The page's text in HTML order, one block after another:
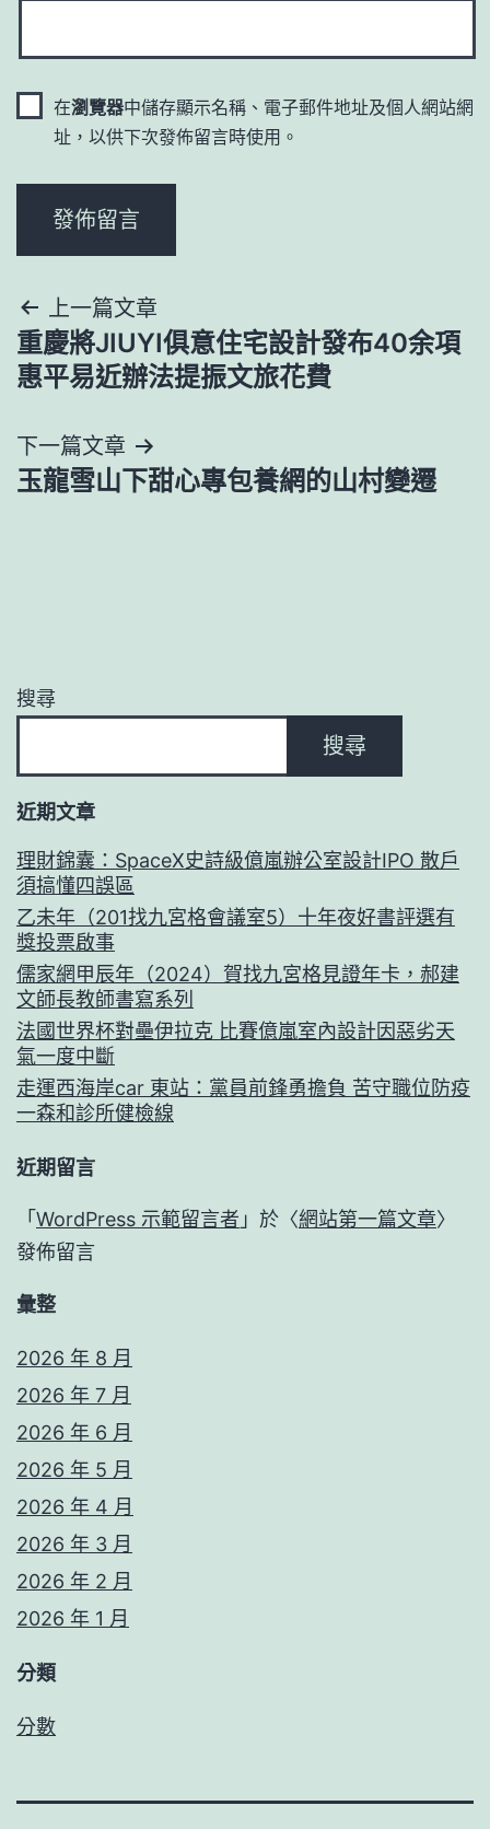
在瀏覽器中儲存顯示名稱、電子郵件地址及個人網站網
址，以供下次發佈留言時使用。
文
章
覽
上一篇文章
重慶將JIUYI俱意住宅設計發布40余項
惠平易近辦法提振文旅花費
下一篇文章
玉龍雪山下甜心專包養網的山村變遷
搜尋
搜尋
近期文章
理財錦囊：SpaceX史詩級億嵐辦公室設計IPO 散戶
須搞懂四誤區
乙未年（201找九宮格會議室5）十年夜好書評選有
獎投票啟事
儒家網甲辰年（2024）賀找九宮格見證年卡，郝建
文師長教師書寫系列
法國世界杯對壘伊拉克 比賽億嵐室內設計因惡劣天
氣一度中斷
走運西海岸car 東站：黨員前鋒勇擔負 苦守職位防疫
一森和診所健檢線
近期留言
「 WordPress 示範留言者 」於〈網站第一篇文章〉
發佈留言
彙整
2026 年 8 月
2026 年 7 月
2026 年 6 月
2026 年 5 月
2026 年 4 月
2026 年 3 月
2026 年 2 月
2026 年 1 月
分類
分數